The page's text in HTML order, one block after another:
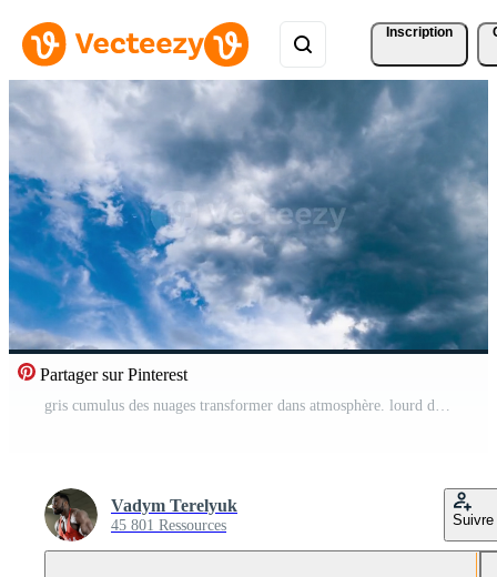
Inscription
Partager sur Pinterest
gris cumulus des nuages transformer dans atmosphère. lourd des nuages aller une façon et lumière dérive des nuages extension par le bleu ciel. laps de temps. Vidéo Pro
Vadym Terelyuk
45 801 Ressources Suivre